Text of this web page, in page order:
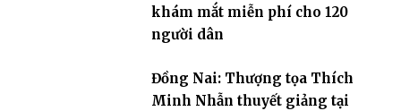
khám mắt miễn phí cho 120
người dân
Đồng Nai: Thượng tọa Thích
Minh Nhẫn thuyết giảng tại